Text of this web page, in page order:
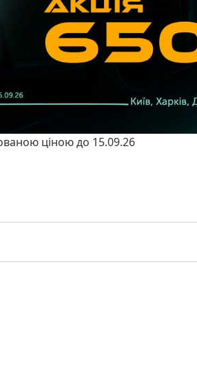
ціною до 15.09.26